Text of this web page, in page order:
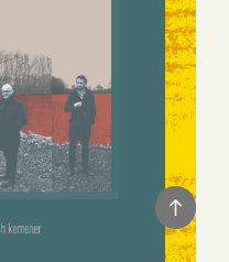
Back
to